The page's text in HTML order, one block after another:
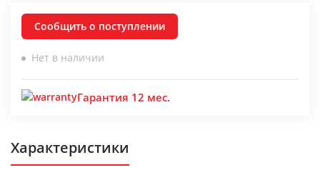
Сообщить о поступлении
Нет в наличии
Гарантия 12 мес.
Характеристики